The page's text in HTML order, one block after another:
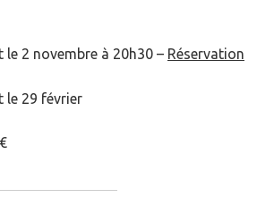
le 2 novembre à 20h30 – Réservation
le 29 février